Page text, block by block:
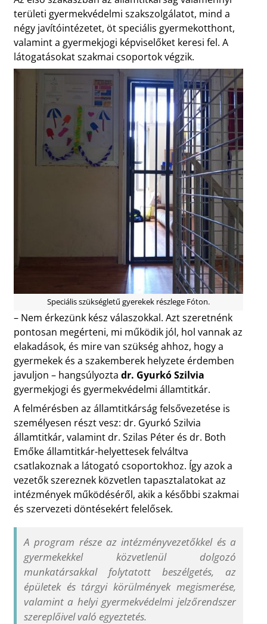
területi gyermekvédelmi szakszolgálatot, mind a
négy javítóintézetet, öt speciális gyermekotthont,
valamint a gyermekjogi képviselőket keresi fel. A
látogatásokat szakmai csoportok végzik.
Speciális szükségletű gyerekek részlege Fóton.
– Nem érkezünk kész válaszokkal. Azt szeretnénk
pontosan megérteni, mi működik jól, hol vannak az
elakadások, és mire van szükség ahhoz, hogy a
gyermekek és a szakemberek helyzete érdemben
javuljon – hangsúlyozta dr. Gyurkó Szilvia
gyermekjogi és gyermekvédelmi államtitkár.
A felmérésben az államtitkárság felsővezetése is
személyesen részt vesz: dr. Gyurkó Szilvia
államtitkár, valamint dr. Szilas Péter és dr. Both
Emőke államtitkár-helyettesek felváltva
csatlakoznak a látogató csoportokhoz. Így azok a
vezetők szereznek közvetlen tapasztalatokat az
intézmények működéséről, akik a későbbi szakmai
és szervezeti döntésekért felelősek.
A program része az intézményvezetőkkel és a
gyermekekkel közvetlenül dolgozó
munkatársakkal folytatott beszélgetés, az
épületek és tárgyi körülmények megismerése,
valamint a helyi gyermekvédelmi jelzőrendszer
szereplőivel való egyeztetés.